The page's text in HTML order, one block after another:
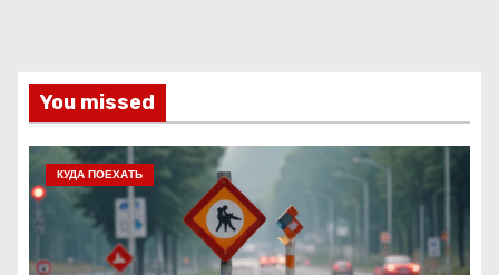
You missed
КУДА ПОЕХАТЬ